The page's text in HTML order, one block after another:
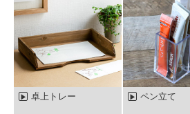
卓上トレー ペン立て